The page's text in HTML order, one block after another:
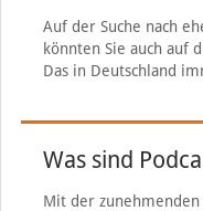
Auf der Suche nach
könnten Sie auch auf
Das in Deutschland
Was sind
Mit der